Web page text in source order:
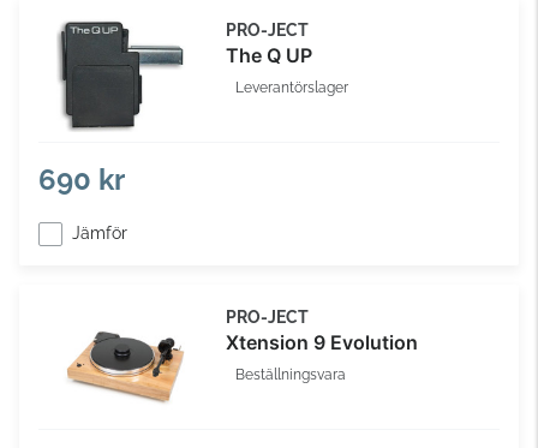
PRO-JECT
The Q UP
Leverantörslager
690 kr
Jämför
PRO-JECT
Xtension 9 Evolution
Beställningsvara